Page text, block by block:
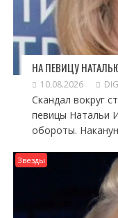
НА ПЕВИЦУ
10.08.2026
Скандал вокруг
певицы Натальи
обороты.
Звезды